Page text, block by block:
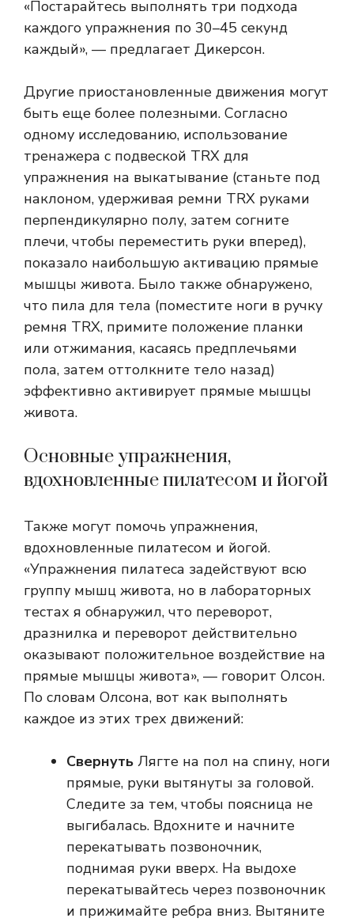
«Постарайтесь выполнять три подхода
каждого упражнения по 30–45 секунд
каждый», — предлагает Дикерсон.
Другие приостановленные движения могут
быть еще более полезными. Согласно
одному исследованию, использование
тренажера с подвеской TRX для
упражнения на выкатывание (станьте под
наклоном, удерживая ремни TRX руками
перпендикулярно полу, затем согните
плечи, чтобы переместить руки вперед),
показало наибольшую активацию прямые
мышцы живота. Было также обнаружено,
что пила для тела (поместите ноги в ручку
ремня TRX, примите положение планки
или отжимания, касаясь предплечьями
пола, затем оттолкните тело назад)
эффективно активирует прямые мышцы
живота.
Основные упражнения,
вдохновленные пилатесом и йогой
Также могут помочь упражнения,
вдохновленные пилатесом и йогой.
«Упражнения пилатеса задействуют всю
группу мышц живота, но в лабораторных
тестах я обнаружил, что переворот,
дразнилка и переворот действительно
оказывают положительное воздействие на
прямые мышцы живота», — говорит Олсон.
По словам Олсона, вот как выполнять
каждое из этих трех движений:
Свернуть Лягте на пол на спину, ноги
прямые, руки вытянуты за головой.
Следите за тем, чтобы поясница не
выгибалась. Вдохните и начните
перекатывать позвоночник,
поднимая руки вверх. На выдохе
перекатывайтесь через позвоночник
и прижимайте ребра вниз. Вытяните